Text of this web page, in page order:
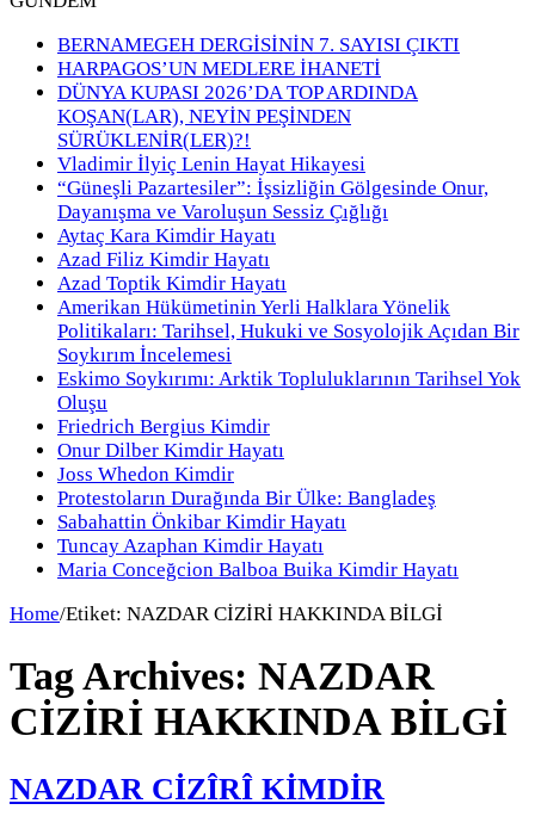
BERNAMEGEH DERGİSİNİN 7. SAYISI ÇIKTI
HARPAGOS’UN MEDLERE İHANETİ
DÜNYA KUPASI 2026’DA TOP ARDINDA
KOŞAN(LAR), NEYİN PEŞİNDEN
SÜRÜKLENİR(LER)?!
Vladimir İlyiç Lenin Hayat Hikayesi
“Güneşli Pazartesiler”: İşsizliğin Gölgesinde Onur,
Dayanışma ve Varoluşun Sessiz Çığlığı
Aytaç Kara Kimdir Hayatı
Azad Filiz Kimdir Hayatı
Azad Toptik Kimdir Hayatı
Amerikan Hükümetinin Yerli Halklara Yönelik
Politikaları: Tarihsel, Hukuki ve Sosyolojik Açıdan Bir
Soykırım İncelemesi
Eskimo Soykırımı: Arktik Topluluklarının Tarihsel Yok
Oluşu
Friedrich Bergius Kimdir
Onur Dilber Kimdir Hayatı
Joss Whedon Kimdir
Protestoların Durağında Bir Ülke: Bangladeş
Sabahattin Önkibar Kimdir Hayatı
Tuncay Azaphan Kimdir Hayatı
Maria Conceğcion Balboa Buika Kimdir Hayatı
Home/Etiket: NAZDAR CİZİRİ HAKKINDA BİLGİ
Tag Archives: NAZDAR
CİZİRİ HAKKINDA BİLGİ
NAZDAR CİZÎRÎ KİMDİR